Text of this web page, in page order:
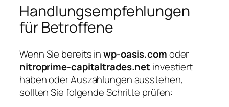
Handlungsempfehlungen
für Betroffene
Wenn Sie bereits inwp-oasis.comoder
nitroprime-capitaltrades.netinvestiert
haben oder Auszahlungen ausstehen,
sollten Sie folgende Schritte prüfen: